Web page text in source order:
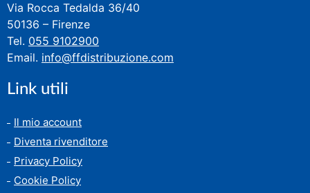
Via Rocca Tedalda 36/40
50136 – Firenze
Tel. 055 9102900
Email. info@ffdistribuzione.com
Link utili
Il mio account
Diventa rivenditore
Privacy Policy
Cookie Policy